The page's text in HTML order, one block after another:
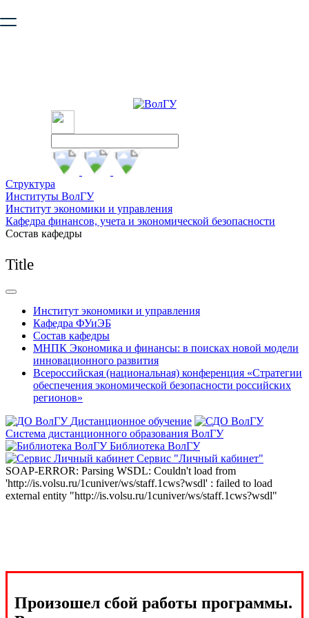
безопасную работу с сайтом. Пожалуйста
Структура
Институты ВолГУ
Институт экономики и управления
Кафедра финансов, учета и экономической безопасности
Состав кафедры
Title
Институт экономики и управления
Кафедра ФУиЭБ
Состав кафедры
МНПК Экономика и финансы: в поисках новой модели
инновационного развития
Всероссийская (национальная) конференция «Стратегии
обеспечения экономической безопасности российских
регионов»
Дистанционное обучение
Система дистанционного образования ВолГУ
Библиотека ВолГУ
Сервис "Личный кабинет"
SOAP-ERROR: Parsing WSDL: Couldn't load from
'http://is.volsu.ru/1cuniver/ws/staff.1cws?wsdl' : failed to load
external entity "http://is.volsu.ru/1cuniver/ws/staff.1cws?wsdl"
Произошел сбой работы программы.